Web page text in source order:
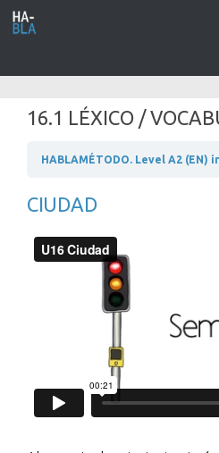
Saltar al contenido
16.1 LÉXICO /
HABLAMÉTODO. Level A2 (EN)
CIUDAD